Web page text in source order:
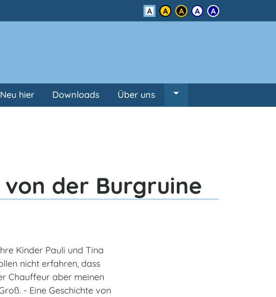
Kontrast
Neu hier Downloads Über uns
der Burgruine
Kinder Pauli und Tina
nicht erfahren, dass
Chauffeur aber meinen
- Eine Geschichte von